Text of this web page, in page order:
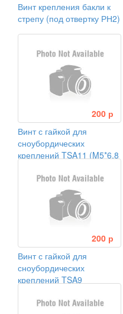
Винт крепления бакли к
стрепу (под отвертку РН2)
200 р
Винт с гайкой для
сноубордических
креплений TSA11 (M5*6,8
200 р
Винт с гайкой для
сноубордических
креплений TSA9